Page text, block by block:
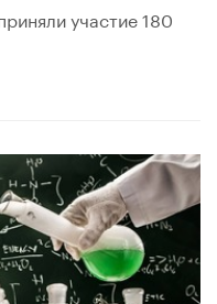
участие 180